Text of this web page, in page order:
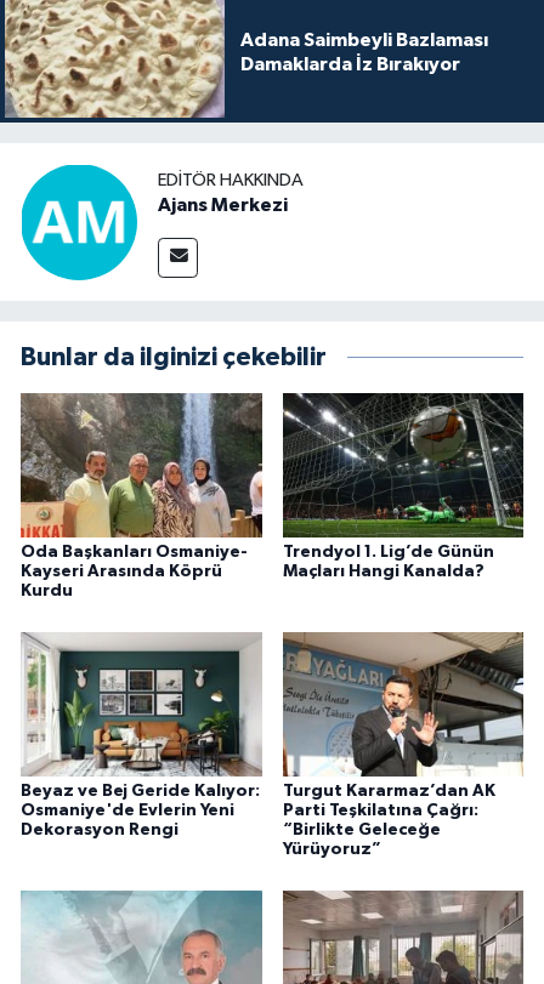
Adana Saimbeyli Bazlaması
Damaklarda İz Bırakıyor
EDITÖR HAKKINDA
Ajans Merkezi
Bunlar da ilginizi çekebilir
Oda Başkanları Osmaniye-
Kayseri Arasında Köprü
Kurdu
Trendyol 1. Lig’de Günün
Maçları Hangi Kanalda?
Beyaz ve Bej Geride Kalıyor:
Osmaniye'de Evlerin Yeni
Dekorasyon Rengi
Turgut Kararmaz’dan AK
Parti Teşkilatına Çağrı:
“Birlikte Geleceğe
Yürüyoruz”